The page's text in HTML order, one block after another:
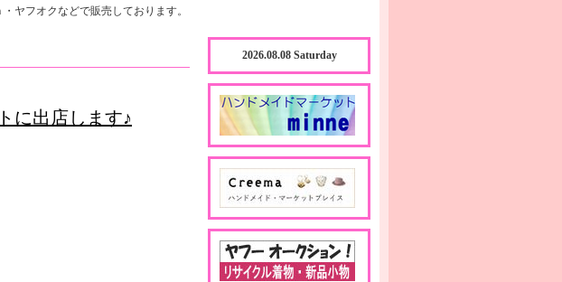
ヤフオクなどで販売しております。
に出店します♪
2026.08.08 Saturday